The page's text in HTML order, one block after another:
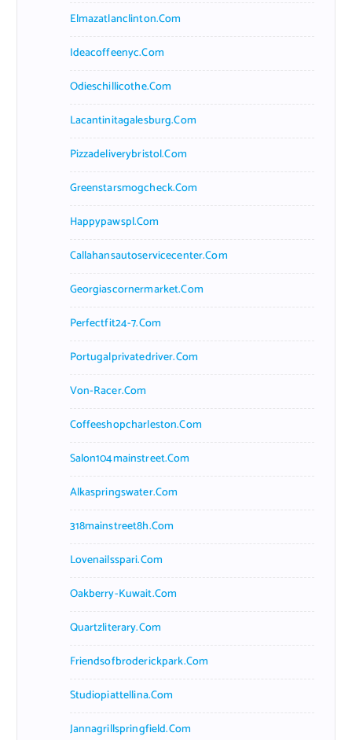
Elmazatlanclinton.com
Ideacoffeenyc.com
Odieschillicothe.com
Lacantinitagalesburg.com
Pizzadeliverybristol.com
Greenstarsmogcheck.com
Happypawspl.com
Callahansautoservicecenter.com
Georgiascornermarket.com
Perfectfit24-7.com
Portugalprivatedriver.com
Von-Racer.com
Coffeeshopcharleston.com
Salon104mainstreet.com
Alkaspringswater.com
318mainstreet8h.com
Lovenailsspari.com
Oakberry-Kuwait.com
Quartzliterary.com
Friendsofbroderickpark.com
Studiopiattellina.com
Jannagrillspringfield.com